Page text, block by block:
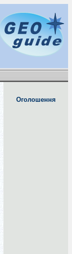
Оголошення